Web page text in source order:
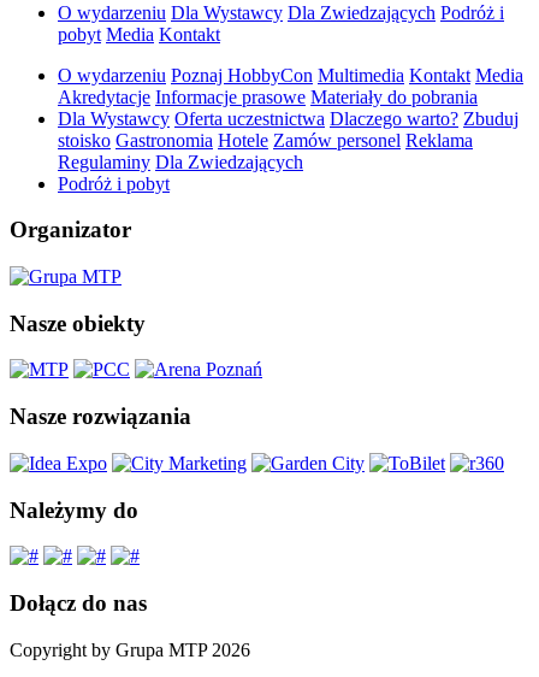
O wydarzeniu Dla Wystawcy Dla Zwiedzających Podróż i
pobyt Media Kontakt
O wydarzeniu Poznaj HobbyCon Multimedia Kontakt Media
Akredytacje Informacje prasowe Materiały do pobrania
Dla Wystawcy Oferta uczestnictwa Dlaczego warto? Zbuduj
stoisko Gastronomia Hotele Zamów personel Reklama
Regulaminy Dla Zwiedzających
Podróż i pobyt
Organizator
Nasze obiekty
Nasze rozwiązania
Należymy do
Dołącz do nas
Copyright by Grupa MTP 2026